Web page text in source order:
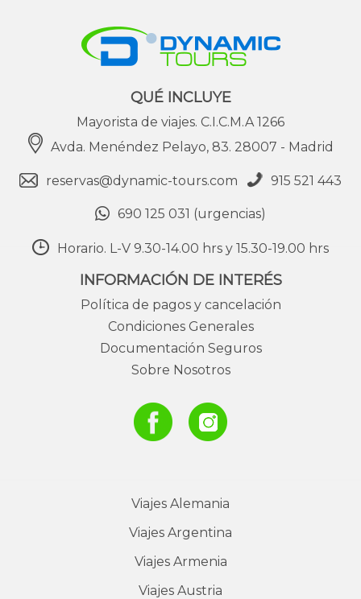
QUÉ INCLUYE
Mayorista de viajes. C.I.C.M.A 1266
Avda. Menéndez Pelayo, 83. 28007 - Madrid
reservas@dynamic-tours.com 915 521 443
690 125 031 (urgencias)
Horario. L-V 9.30-14.00 hrs y 15.30-19.00 hrs
INFORMACIÓN DE INTERÉS
Política de pagos y cancelación
Condiciones Generales
Documentación Seguros
Sobre Nosotros
Viajes Alemania
Viajes Argentina
ViajesArmenia
Viajes Austria